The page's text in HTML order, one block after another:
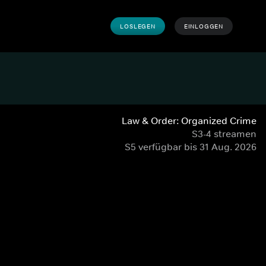
LOSLEGEN EINLOGGEN
Law & Order: Organized Crime
S3-4 streamen
S5 verfügbar bis 31 Aug. 2026